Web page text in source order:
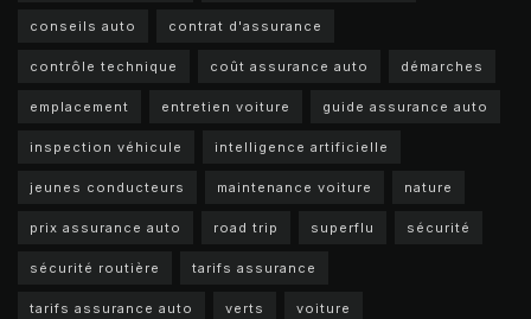
conseils auto contrat d'assurance
contrôle technique coût assurance auto démarches
emplacement entretien voiture guide assurance auto
inspection véhicule intelligence artificielle
jeunes conducteurs maintenance voiture nature
prix assurance auto road trip superflu sécurité
sécurité routière tarifs assurance
tarifs assurance auto verts voiture